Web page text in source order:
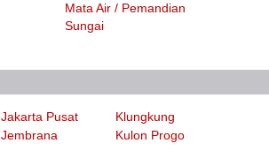
Mata Air / Pemandian
Sungai
Jakarta Pusat
Klungkung
Jembrana
Kulon Progo